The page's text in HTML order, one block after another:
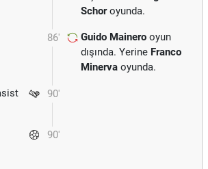
Schoroyunda.
86' Guido Mainero oyun
dışında. Yerine Franco
Minerva oyunda.
90'
90'